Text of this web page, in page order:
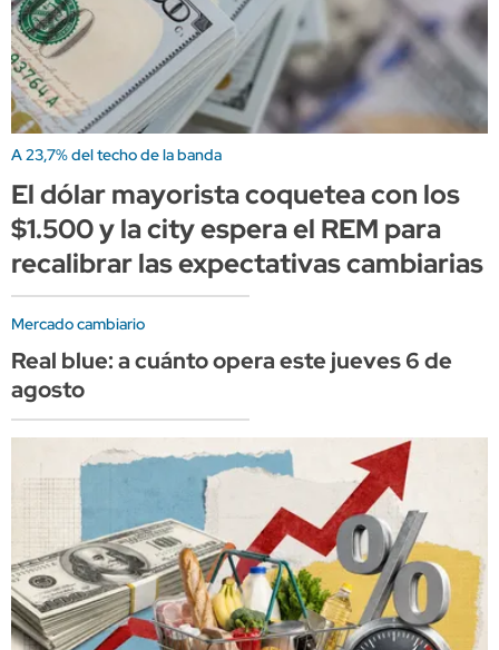
A 23,7% del techo de la banda
El dólar mayorista coquetea con los
$1.500 y la city espera el REM para
recalibrar las expectativas cambiarias
Mercado cambiario
Real blue: a cuánto opera este jueves 6 de
agosto